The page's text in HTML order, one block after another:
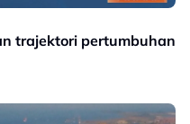
trajektori pertumbuhan